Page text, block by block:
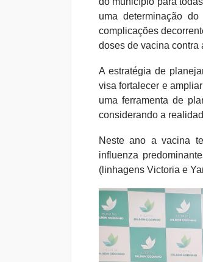
uma determinação
complicações
doses de vacina contra
A estratégia de
visa fortalecer e
uma ferramenta de
considerando a
Neste ano a vacina
influenza
(linhagens Victoria e